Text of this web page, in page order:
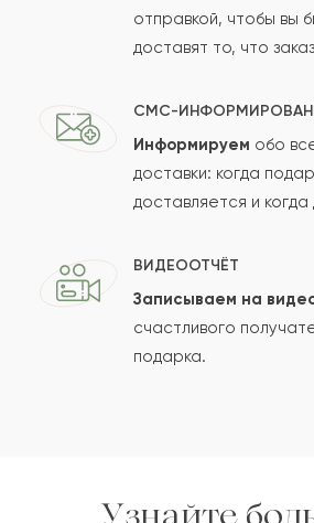
Сколько будет
Отзыв будет опубликован
Проверяем на спам.
отправкой, чтобы вы
доставят то, что
СМС-
Информируем обо
доставки: когда
доставляется и
ВИДЕООТЧЁТ
Записываем на
счастливого
подарка.